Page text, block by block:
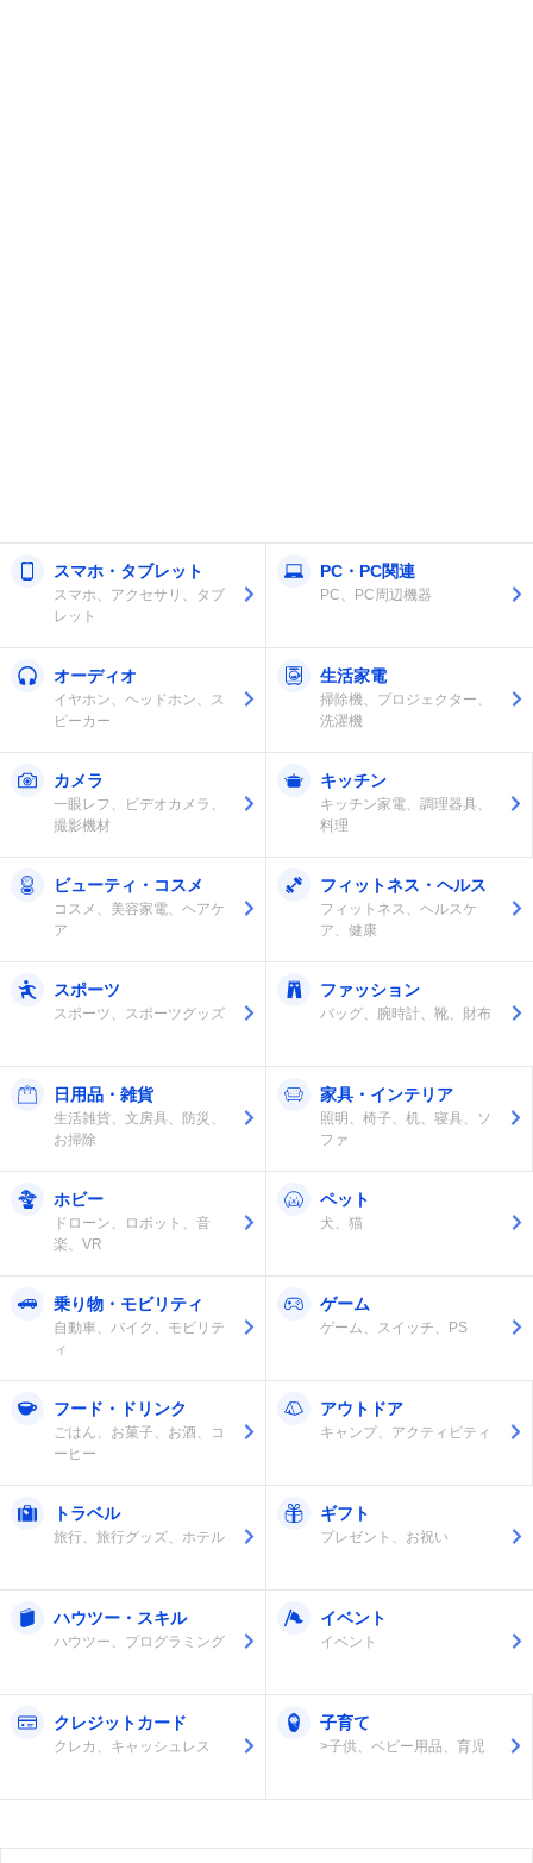
スマホ・タブレット
スマホ、アクセサリ、タブ
レット
PC・PC関連
PC、PC周辺機器
オーディオ
イヤホン、ヘッドホン、ス
ピーカー
生活家電
掃除機、プロジェクター、
洗濯機
カメラ
一眼レフ、ビデオカメラ、
撮影機材
キッチン
キッチン家電、調理器具、
料理
ビューティ・コスメ
コスメ、美容家電、ヘアケ
ア
フィットネス・ヘルス
フィットネス、ヘルスケ
ア、健康
スポーツ
スポーツ、スポーツグッズ
ファッション
バッグ、腕時計、靴、財布
日用品・雑貨
生活雑貨、文房具、防災、
お掃除
家具・インテリア
照明、椅子、机、寝具、ソ
ファ
ホビー
ドローン、ロボット、音
楽、VR
ペット
犬、猫
乗り物・モビリティ
自動車、バイク、モビリテ
ィ
ゲーム
ゲーム、スイッチ、PS
フード・ドリンク
ごはん、お菓子、お酒、コ
ーヒー
アウトドア
キャンプ、アクティビティ
トラベル
旅行、旅行グッズ、ホテル
ギフト
プレゼント、お祝い
ハウツー・スキル
ハウツー、プログラミング
イベント
イベント
クレジットカード
クレカ、キャッシュレス
子育て
>子供、ベビー用品、育児